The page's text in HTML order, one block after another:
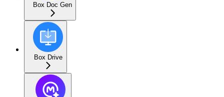
Box Doc Gen
Box Drive